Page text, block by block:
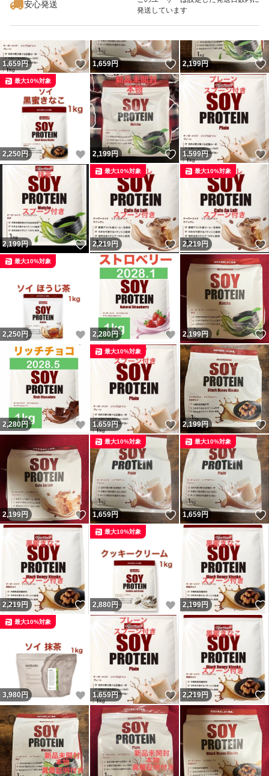
安心発送
発送しています
1,659円 いいね！
1,659円 いいね！
2,199円
2,250 円 いいね！
最大10%対象
2,199円 いいね！
1,599円
2,199円 いいね！
2,219円 いいね！
最大10%対象
2,219円
最大10%対象
2,250 円 いいね！
最大10%対象
2,280円 いいね！
2,199円
2,280円 いいね！
1,659円 いいね！
最大10%対象
2,199円
2,199円 いいね！
1,659円 いいね！
最大10%対象
1,659円
最大10%対象
2,219円 いいね！
2,880 円 いいね！
最大10%対象
2,199円
3,980円 いいね！
最大10%対象
1,659円 いいね！
2,219円